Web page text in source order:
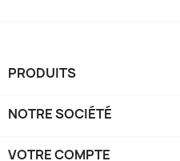
PRODUITS
NOTRE SOCIÉTÉ
VOTRE COMPTE